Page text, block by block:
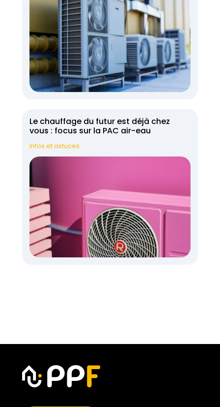
Le chauffage du futur est déjà chez
vous : focus sur la PAC air-eau
Infos et astuces